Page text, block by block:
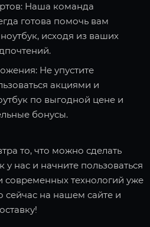
Наша команда
готова помочь вам
исходя из ваших
Не упустите
акциями и
по выгодной цене и
бонусы.
то, что можно сделать
у нас и начните пользоваться
технологий уже
сейчас на нашем сайте и